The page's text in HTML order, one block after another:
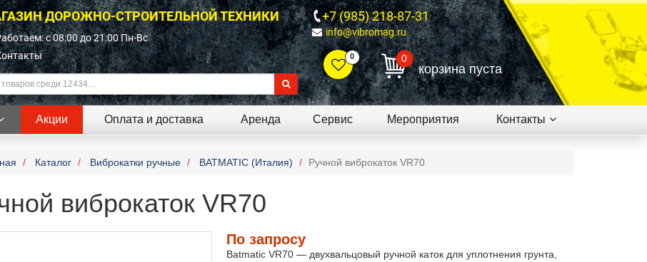
ДОРОЖНО-СТРОИТЕЛЬНОЙ ТЕХНИКИ
c 08:00 до 21:00 Пн-Вс
+7 (985) 218-87-31
info@vibromag.ru
0 0
корзина пуста
Акции Оплата и доставка Аренда Сервис Мероприятия Контакты
Каталог Виброкатки ручные BATMATIC (Италия) Ручной виброкаток VR70
виброкаток VR70
По запросу
Batmatic VR70 — двухвальцовый ручной каток для уплотнения грунта,